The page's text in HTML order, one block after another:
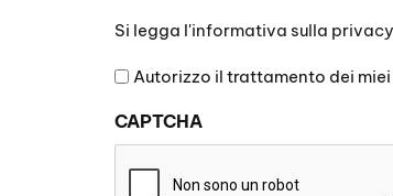
legga
l'informativa
privacy
Si legga l'informativa sulla privacy
Autorizzo il trattamento dei
CAPTCHA